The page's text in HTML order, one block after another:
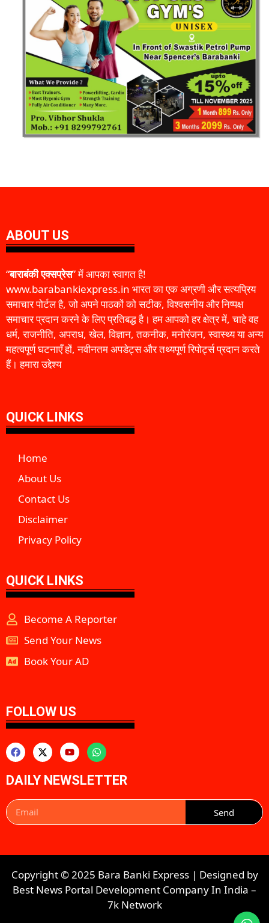
ABOUT US
“बाराबंकी एक्सप्रेस” में आपका स्वागत है!
www.barabankiexpress.in भारत का एक अग्रणी और सत्यप्रिय
समाचार पोर्टल है, जो अपने पाठकों को सटीक, विश्वसनीय और निष्पक्ष
समाचार प्रदान करने के लिए प्रतिबद्ध है। हम आपको हर क्षेत्र में, चाहे वह
धर्म, राजनीति, अपराध, खेल, विज्ञान, तकनीक, मनोरंजन, स्वास्थ्य या अन्य
महत्वपूर्ण घटनाएँ हों, नवीनतम अपडेट्स और तथ्यपूर्ण रिपोर्ट्स प्रदान करते
हैं। हमारा उद्देश्य
QUICK LINKS
Home
About Us
Contact Us
Disclaimer
Privacy Policy
QUICK LINKS
Become A Reporter
Send Your News
Book Your AD
FOLLOW US
DAILY NEWSLETTER
Send
Copyright © 2025 Bara Banki Express | Designed by
Best News Portal Development Company In India –
7k Network​​